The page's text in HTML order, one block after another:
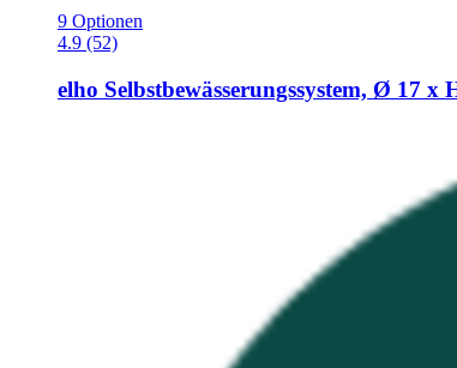
9 Optionen
4.9 (52)
elho Selbstbewässerungssystem, Ø 17 x